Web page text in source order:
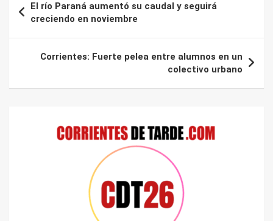
de
entradas
El río Paraná aumentó su caudal y seguirá
creciendo en noviembre
Corrientes: Fuerte pelea entre alumnos en un
colectivo urbano